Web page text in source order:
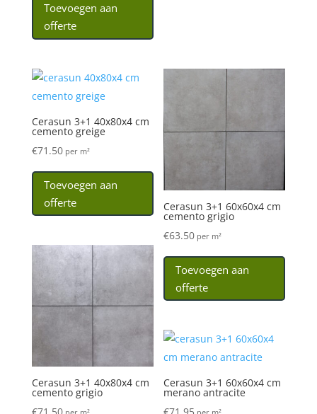
Toevoegen aan
offerte
Cerasun 3+1 40x80x4 cm
cemento greige
€71.50per m²
Toevoegen aan
offerte
Cerasun 3+1 60x60x4 cm
cemento grigio
€63.50 per m²
Toevoegen aan
offerte
Cerasun 3+1 40x80x4 cm
cemento grigio
Cerasun 3+1 60x60x4 cm
merano antracite